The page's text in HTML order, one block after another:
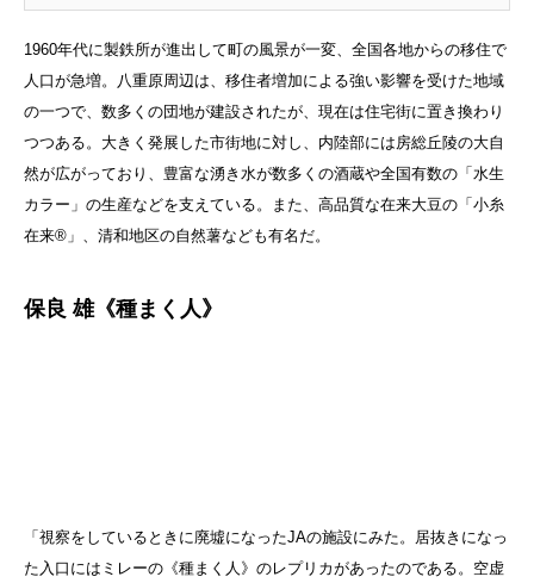
1960年代に製鉄所が進出して町の風景が一変、全国各地からの移住で
人口が急増。八重原周辺は、移住者増加による強い影響を受けた地域
の一つで、数多くの団地が建設されたが、現在は住宅街に置き換わり
つつある。大きく発展した市街地に対し、内陸部には房総丘陵の大自
然が広がっており、豊富な湧き水が数多くの酒蔵や全国有数の「水生
カラー」の生産などを支えている。また、高品質な在来大豆の「小糸
在来®」、清和地区の自然薯なども有名だ。
保良 雄《種まく人》
「視察をしているときに廃墟になったJAの施設にみた。居抜きになっ
た入口にはミレーの《種まく人》のレプリカがあったのである。空虚